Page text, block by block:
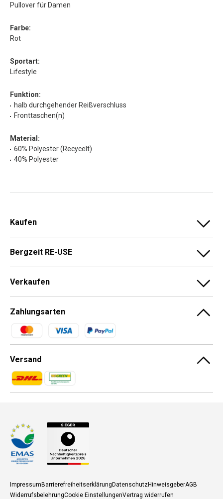
Pullover für Damen
Farbe:
Rot
Sportart:
Lifestyle
Funktion:
halb durchgehender Reißverschluss
Fronttaschen(n)
Material:
60% Polyester (Recycelt)
40% Polyester
Kaufen
Bergzeit RE-USE
Verkaufen
Zahlungsarten
Zahlungsmethoden
Versand
Zahlungsmethoden
Zahlungsmethoden
ImpressumBarrierefreiheitserklärungDatenschutzHinweisgeberAGB
WiderrufsbelehrungCookie EinstellungenVertrag widerrufen